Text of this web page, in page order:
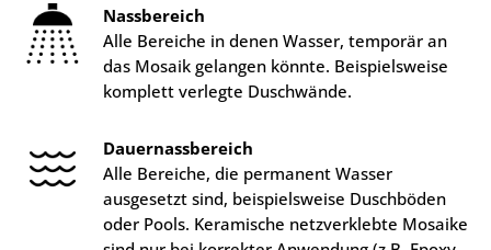
Nassbereich
Alle Bereiche in denen Wasser, temporär an
das Mosaik gelangen könnte. Beispielsweise
komplett verlegte Duschwände.
Dauernassbereich
Alle Bereiche, die permanent Wasser
ausgesetzt sind, beispielsweise Duschböden
oder Pools. Keramische netzverklebte Mosaike